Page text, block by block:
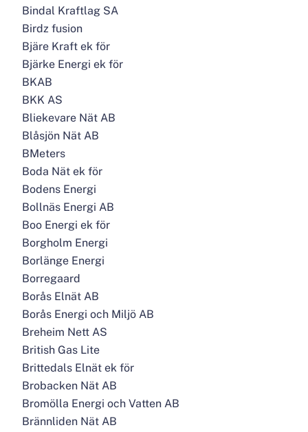
Bindal Kraftlag SA
Birdz fusion
Bjäre Kraft ek för
Bjärke Energi ek för
BKAB
BKK AS
Bliekevare Nät AB
Blåsjön Nät AB
BMeters
Boda Nät ek för
Bodens Energi
Bollnäs Energi AB
Boo Energi ek för
Borgholm Energi
Borlänge Energi
Borregaard
Borås Elnät AB
Borås Energi och Miljö AB
Breheim Nett AS
British Gas Lite
Brittedals Elnät ek för
Brobacken Nät AB
Bromölla Energi och Vatten AB
Brännliden Nät AB